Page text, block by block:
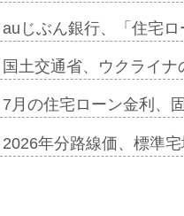
融合型の賃…
ーデンカフェ…
初協業=お互…
のコリビング…
auじぶん銀行、「住宅
国土交通省、ウクライ
7月の住宅ローン金利、
2026年分路線価、標準